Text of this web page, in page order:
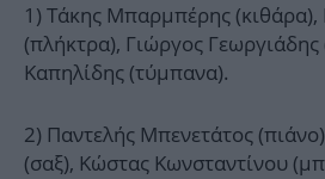
1) Τάκης Μπαρμπέρης
(πλήκτρα), Γιώργος
Καπηλίδης (τύμπανα).
2) Παντελής Μπενετάτος
(σαξ), Κώστας Κωνσταντίνου